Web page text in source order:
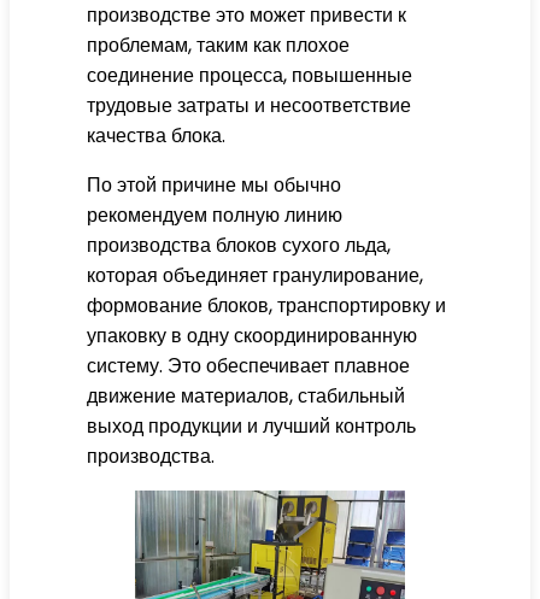
производстве это может привести к
проблемам, таким как плохое
соединение процесса, повышенные
трудовые затраты и несоответствие
качества блока.
По этой причине мы обычно
рекомендуем полную линию
производства блоков сухого льда,
которая объединяет гранулирование,
формование блоков, транспортировку и
упаковку в одну скоординированную
систему. Это обеспечивает плавное
движение материалов, стабильный
выход продукции и лучший контроль
производства.